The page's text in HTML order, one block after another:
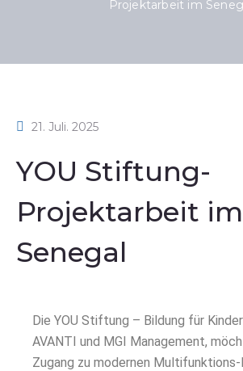
Projektarbeit im
21. Juli. 2025
YOU Stiftung-
Projektarbeit im
Senegal
Die YOU Stiftung – Bildung für
AVANTI und MGI Management,
Zugang zu modernen